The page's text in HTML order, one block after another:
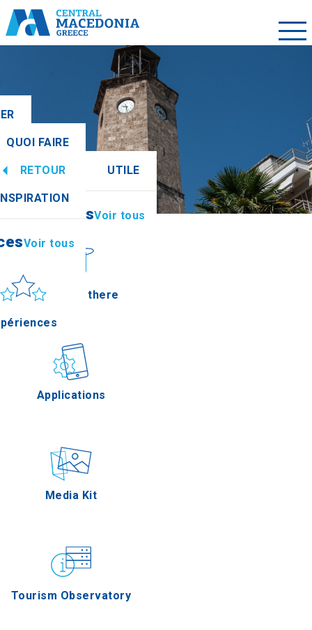
QUOI FAIRE
RETOUR UTILE
Voir tous
How to get there
Applications
Media Kit
Tourism Observatory
Voir tous